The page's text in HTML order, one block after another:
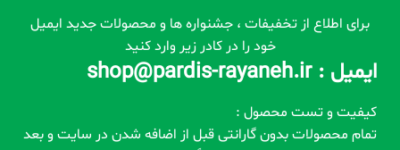
برای اطلاع از تخفیفات ، جشنواره ها و محصولات جدید ایمیل
خود را در کادر زیر وارد کنید
ایمیل : shop@pardis-rayaneh.ir
کیفیت و تست محصول :
تمام محصولات بدون گارانتی قبل از اضافه شدن در سایت و بعد